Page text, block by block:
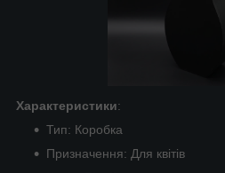
Характеристики:
Тип: Коробка
Призначення: Для квітів